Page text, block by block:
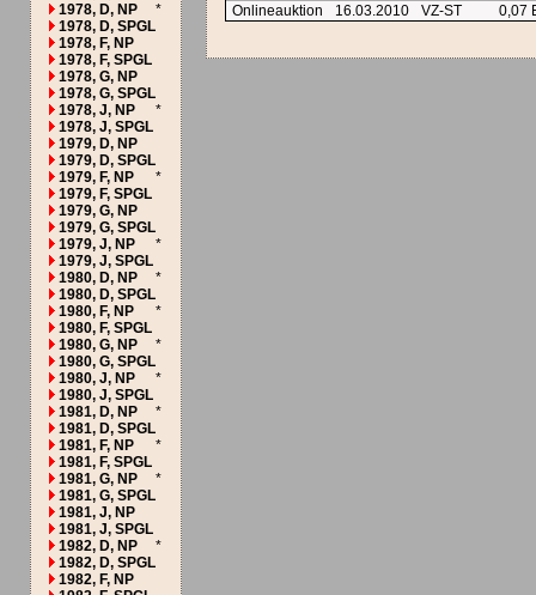
1978, D, NP
*
1978, D, SPGL
1978, F, NP
1978, F, SPGL
1978, G, NP
1978, G, SPGL
1978, J, NP
*
1978, J, SPGL
1979, D, NP
1979, D, SPGL
1979, F, NP
*
1979, F, SPGL
1979, G, NP
1979, G, SPGL
1979, J, NP
*
1979, J, SPGL
1980, D, NP
*
1980, D, SPGL
1980, F, NP
*
1980, F, SPGL
1980, G, NP
*
1980, G, SPGL
1980, J, NP
*
1980, J, SPGL
1981, D, NP
*
1981, D, SPGL
1981, F, NP
*
1981, F, SPGL
1981, G, NP
*
1981, G, SPGL
1981, J, NP
1981, J, SPGL
1982, D, NP
*
1982, D, SPGL
1982, F, NP
Onlineauktion
16.03.2010 VZ-ST 0,07